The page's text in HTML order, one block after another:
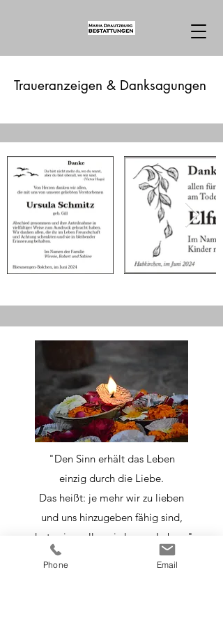
Traueranzeigen & Danksagungen
"Den Sinn erhält das Leben
einzig durch die Liebe.
Das heißt: je mehr wir zu lieben
und uns hinzugeben fähig sind,
desto sinnvoller wird unser Leben."
Phone Email